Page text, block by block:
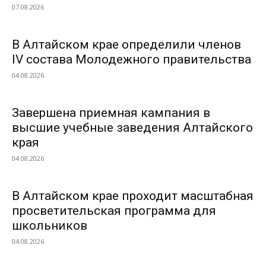
07.08.2026
В Алтайском крае определили членов
IV состава Молодежного правительства
04.08.2026
Завершена приемная кампания в
высшие учебные заведения Алтайского
края
04.08.2026
В Алтайском крае проходит масштабная
просветительская программа для
школьников
04.08.2026